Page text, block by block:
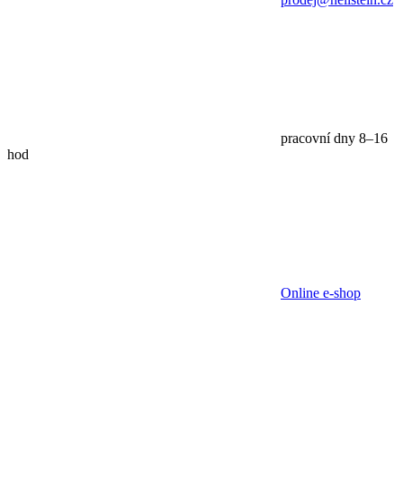
pracovní dny 8–16
hod
Online e-shop